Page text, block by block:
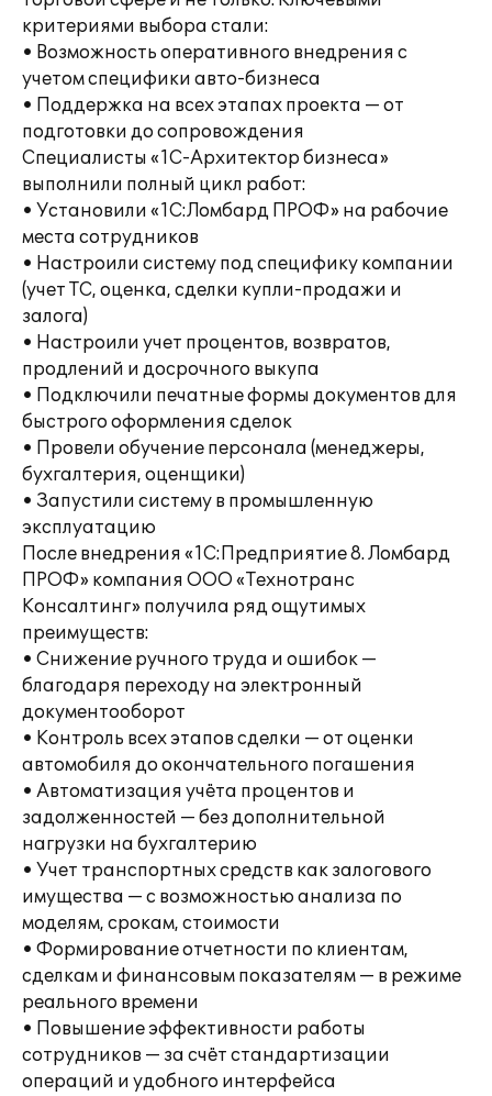
критериями выбора стали:
• Возможность оперативного внедрения с
учетом специфики авто-бизнеса
• Поддержка на всех этапах проекта — от
подготовки до сопровождения
Специалисты «1С-Архитектор бизнеса»
выполнили полный цикл работ:
• Установили «1С:Ломбард ПРОФ» на рабочие
места сотрудников
• Настроили систему под специфику компании
(учет ТС, оценка, сделки купли-продажи и
залога)
• Настроили учет процентов, возвратов,
продлений и досрочного выкупа
• Подключили печатные формы документов для
быстрого оформления сделок
• Провели обучение персонала (менеджеры,
бухгалтерия, оценщики)
• Запустили систему в промышленную
эксплуатацию
После внедрения «1С:Предприятие 8. Ломбард
ПРОФ» компания ООО «Технотранс
Консалтинг» получила ряд ощутимых
преимуществ:
• Снижение ручного труда и ошибок —
благодаря переходу на электронный
документооборот
• Контроль всех этапов сделки — от оценки
автомобиля до окончательного погашения
• Автоматизация учёта процентов и
задолженностей — без дополнительной
нагрузки на бухгалтерию
• Учет транспортных средств как залогового
имущества — с возможностью анализа по
моделям, срокам, стоимости
• Формирование отчетности по клиентам,
сделкам и финансовым показателям — в режиме
реального времени
• Повышение эффективности работы
сотрудников — за счёт стандартизации
операций и удобного интерфейса